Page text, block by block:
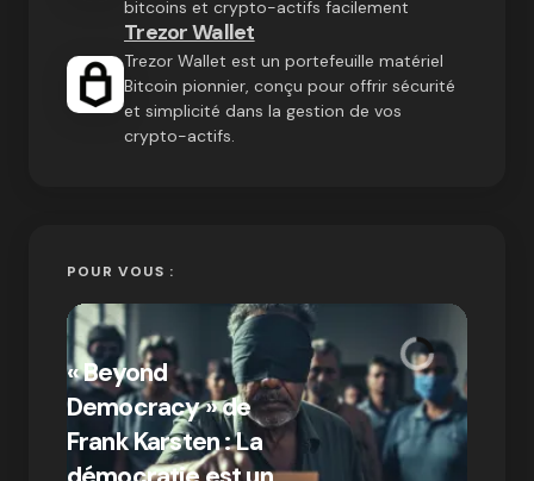
bitcoins et crypto-actifs facilement
Trezor Wallet
Trezor Wallet est un portefeuille matériel
Bitcoin pionnier, conçu pour offrir sécurité
et simplicité dans la gestion de vos
crypto-actifs.
POUR VOUS :
« Beyond
Democracy » de
Frank Karsten : La